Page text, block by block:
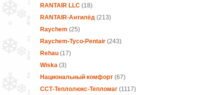
RANTAIR LLC(18)
RANTAIR-Антилёд(213)
Raychem (25)
Raychem-Tyco-Pentair (243)
Rehau(17)
Wiska(3)
Национальный комфорт(67)
ССТ-Теплолюкс-Тепломаг(1117)